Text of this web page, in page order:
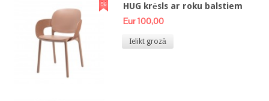
HUG krēsls ar roku balstiem
Eur 100,00
Ielikt grozā